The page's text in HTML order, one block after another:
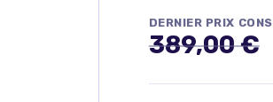
1080
DERNIER PRIX
389,00 €